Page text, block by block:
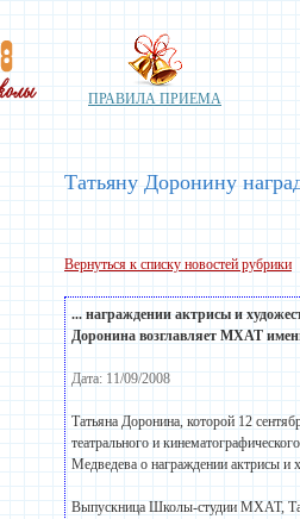
ПРАВИЛА ПРИЕМА
Татьяну Доронину
Вернуться к списку новостей рубрики
... награждении актрисы и
Доронина возглавляет МХАТ
Дата: 11/09/2008
Татьяна Доронина, которой 12
театрального и
Медведева о награждении актрисы
Выпускница Школы-студии МХАТ,